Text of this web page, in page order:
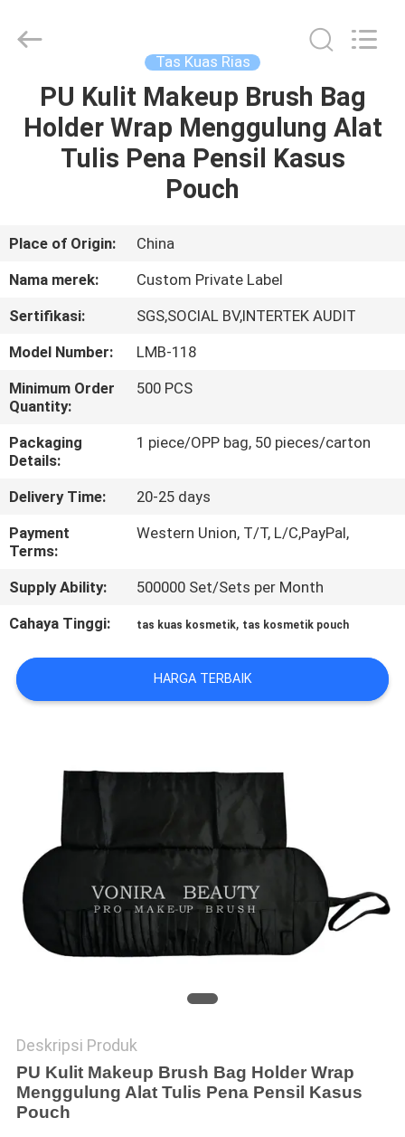
RUMAH
PRODUK
KAMI
PABRIK
KONTROL
KUALITAS
PRIVACY
POLICY
Tas Kuas Rias
PU Kulit Makeup Brush Bag
Holder Wrap Menggulung Alat
Tulis Pena Pensil Kasus
Pouch
Place of Origin:
China
Nama merek:
Custom Private Label
Sertifikasi:
SGS,SOCIAL BV,INTERTEK AUDIT
Model Number:
LMB-118
Minimum Order
Quantity:
500 PCS
Packaging
Details:
1 piece/OPP bag, 50 pieces/carton
Delivery Time:
20-25 days
Payment
Terms:
Western Union, T/T, L/C,PayPal,
Supply Ability:
500000 Set/Sets per Month
Cahaya Tinggi:
tas kuas kosmetik, tas kosmetik pouch
HARGA TERBAIK
Deskripsi Produk
PU Kulit Makeup Brush Bag Holder Wrap
Menggulung Alat Tulis Pena Pensil Kasus
Pouch